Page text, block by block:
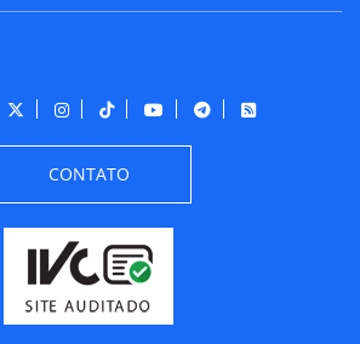
CONTATO